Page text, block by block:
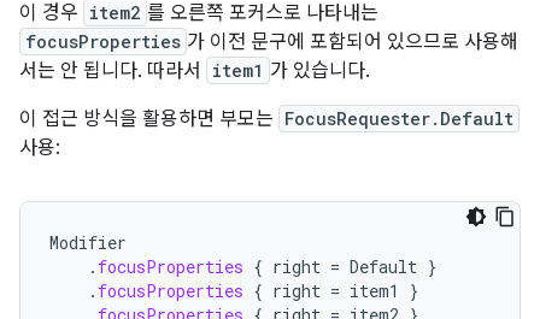
이 경우 item2 를 오른쪽 포커스로 나타내는
focusProperties 가 이전 문구에 포함되어 있으므로 사용해
서는 안 됩니다. 따라서
item1 가 있습니다.
이 접근 방식을 활용하면 부모는 FocusRequester.Default
사용:
Modifier
. focusProperties { right = Default }
. focusProperties { right = item1
}